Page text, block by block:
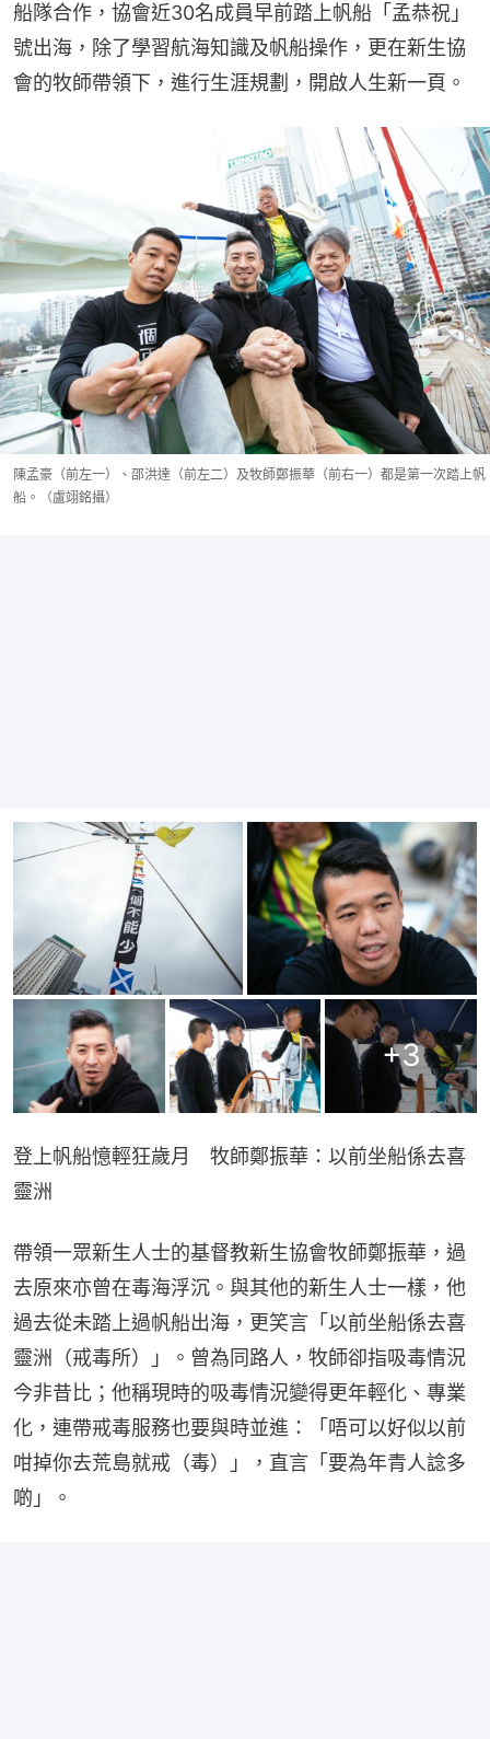
船隊合作，協會近30名成員早前踏上帆船「孟恭祝」
號出海，除了學習航海知識及帆船操作，更在新生協
會的牧師帶領下，進行生涯規劃，開啟人生新一頁。
陳孟豪（前左一）、邵洪達（前左二）及牧師鄭振華（前右一）都是第一次踏上帆
船。（盧翊銘攝）
+3
登上帆船憶輕狂歲月　牧師鄭振華：以前坐船係去喜
靈洲
帶領一眾新生人士的基督教新生協會牧師鄭振華，過
去原來亦曾在毒海浮沉。與其他的新生人士一樣，他
過去從未踏上過帆船出海，更笑言「以前坐船係去喜
靈洲（戒毒所）」。曾為同路人，牧師卻指吸毒情況
今非昔比；他稱現時的吸毒情況變得更年輕化、專業
化，連帶戒毒服務也要與時並進：「唔可以好似以前
咁掉你去荒島就戒（毒）」，直言「要為年青人諗多
啲」。